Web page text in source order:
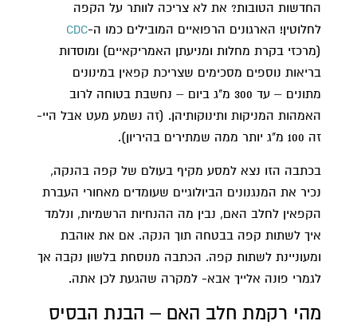
החדשות הטובות? את לא צריכה לוותר על הקפה
לחלוטין! הארגונים הרפואיים המובילים כמו ה-CDC
(מרכזי בקרת מחלות ומניעתן האמריקאיים) ומוסדות
בריאות נוספים מסכימים שצריכת קפאין במינונים
מתונים – עד 300 מ"ג ביום – נחשבת בטוחה לרוב
האמהות המניקות ותינוקותיהן. (זה נשמע מעט אבל היי-
זה 100 מ"ג יותר ממה שמתירים בהיריון).
בכתבה הזו נצא למסע מקיף בעולם של קפה בהנקה,
נכיר את המנגנונים הביולוגיים שעומדים מאחורי העברת
הקפאין לחלב האם, נבין מה ההנחיות הרשמיות, ונלמד
איך לשתות קפה בבטחה תוך הנקה. אם את אוהבת
ומעוניינת לשתות קפה. הכתבה מנוסחת בלשון נקבה אך
לגמרי פונה אלייך אבא- למקרה שהגעת לכן אתה.
מהי רקמת חלב האם – הבנת הבסיס